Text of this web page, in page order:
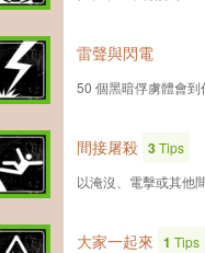
雷聲與閃電
50 個黑暗俘虜體會到
間接屠殺 3Tips
以淹沒、電擊或其他
大家一起來 1 Tips